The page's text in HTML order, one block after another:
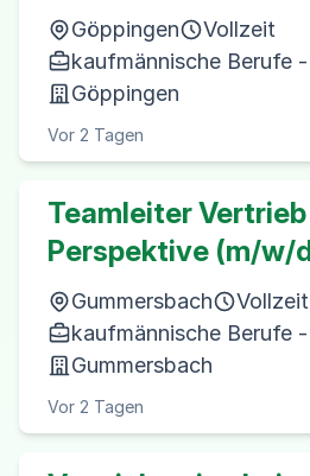
Göppingen
Vollzeit
kaufmännische Berufe
Göppingen
Vor 2 Tagen
Teamleiter
Perspektive (m/w/
Gummersbach
Vollzeit
kaufmännische Berufe
Gummersbach
Vor 2 Tagen